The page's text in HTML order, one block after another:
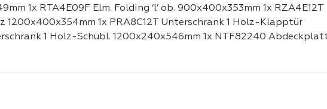
1x RTA4E09F Elm. Folding ‘l’ ob. 900x400x353mm 1x RZA4E12T
1x PRA8C12T Unterschrank 1 Holz-Klapptür
1 Holz-Schubl. 1200x240x546mm 1x NTF82240